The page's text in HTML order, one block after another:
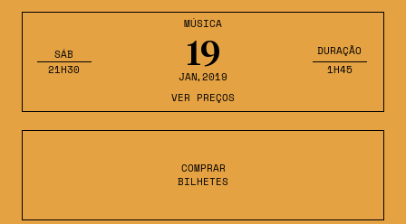
MÚSICA
19
JAN,2019
SÁB
21H30
DURAÇÃO
1H45
VER PREÇOS
COMPRAR
BILHETES